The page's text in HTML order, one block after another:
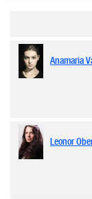
Anamaria
Leonor